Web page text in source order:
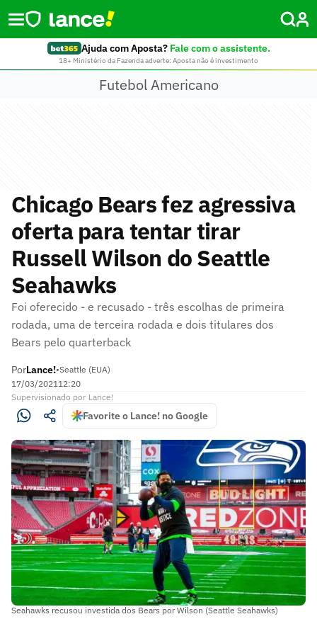
Ajuda com Aposta? Fale com o assistente.
18+ Ministério da Fazenda adverte: Aposta não é investimento
Futebol Americano
Chicago Bears fez agressiva
oferta para tentar tirar
Russell Wilson do Seattle
Seahawks
Foi oferecido - e recusado - três escolhas de primeira
rodada, uma de terceira rodada e dois titulares dos
Bears pelo quarterback
PorLance!•Seattle (EUA)
17/03/202112:20
Supervisionado por Lance!
Favorite o Lance! no Google
Seahawks recusou investida dos Bears por Wilson (Seattle Seahawks)